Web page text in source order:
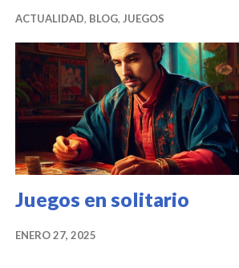
k
ACTUALIDAD, BLOG, JUEGOS
Juegos en solitario
ENERO 27, 2025